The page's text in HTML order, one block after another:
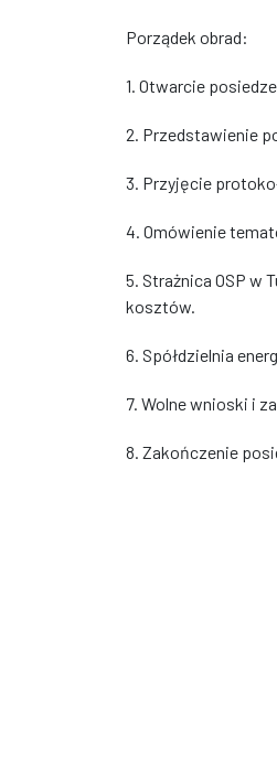
Porządek obrad:
1. Otwarcie
2. Przedstawienie
3. Przyjęcie
4. Omówienie
5. Strażnica OSP w
kosztów.
6. Spółdzielnia
7. Wolne wnioski i
8. Zakończenie